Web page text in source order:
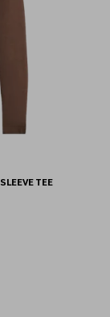
TEE